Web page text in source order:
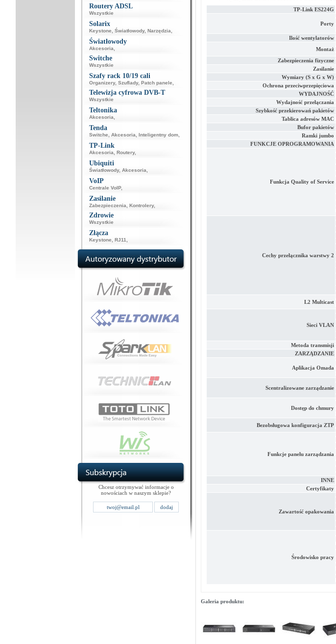
Routery ADSL
Wszystkie
Solarix
Keystone Światłowody, Narzędzia
Światłowody
Akcesoria
Switche
Wszystkie
Szafy rack 10/19 cali
Organizery, Szuflady, Patch panele
Telewizja cyfrowa DVB-T
Wszystkie
Teltonika
Akcesoria
Tenda
Switche Akcesoria Inteligentny dom,
TP-Link
Akcesoria Routery,
Ubiquiti
Światłowody, Akcesoria
VoIP
Centrale VoIP,
Zasilanie
Zabezpieczenia Kontrolery,
Zdrowie
Wszystkie
Złącza
Keystone RJ11
Chcesz otrzymywać informacje o
nowościach w naszym sklepie?
TP-Link ES224G
Porty
Ilość wentylatorów
Montaż
Zabezpieczenia fizyczne
Zasilanie
Wymiary (S x G x W)
Ochrona przeciwprzepięciowa
WYDAJNOŚĆ
Wydajność przełączania
Szybkość przekierowań pakietów
Tablica adresów MAC
Bufor pakietów
Ramki jumbo
FUNKCJE OPROGRAMOWANIA
Funkcja Quality of Service
Cechy przełącznika warstwy 2
L2 Multicast
Sieci VLAN
Metoda transmisji
ZARZĄDZANIE
Aplikacja Omada
Scentralizowane zarządzanie
Dostęp do chmury
Bezobsługowa konfiguracja ZTP
Funkcje panelu zarządzania
INNE
Certyfikaty
Zawartość opakowania
Środowisko pracy
Galeria produktu: